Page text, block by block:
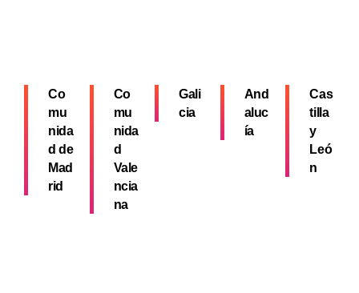
Co
mu
nida
d de
Mad
rid
Co
mu
nida
d
Vale
ncia
na
Gali
cia
And
aluc
ía
Cas
tilla
y
Leó
n